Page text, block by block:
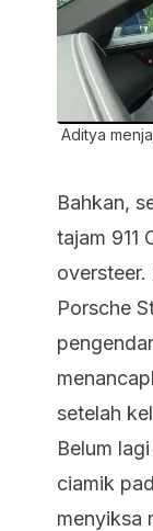
Aditya
Bahkan,
tajam 911
Porsche
setelah
Belum
ciamik
menyiksa